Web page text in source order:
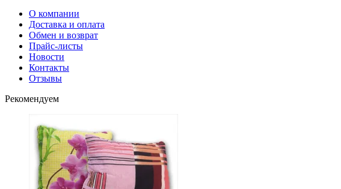
О компании
Доставка и оплата
Обмен и возврат
Прайс-листы
Новости
Контакты
Отзывы
Рекомендуем